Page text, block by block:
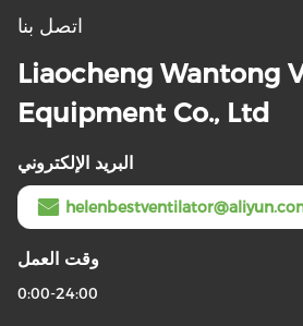
اتصل بنا
Liaocheng Wantong
Equipment Co., Ltd
البريد الإلكتروني
وقت العمل
0:00-24:00